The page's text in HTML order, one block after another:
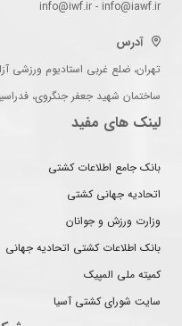
info@iwf.ir - info@iawf.ir
آدرس
تهران، ضلع غربی استادیوم ورزشی
ساختمان شهید جعفر جنگروی،
لینک های مفید
بانک جامع اطلاعات کشتی
اتحادیه جهانی کشتی
وزارت ورزش و جوانان
بانک اطلاعات کشتی اتحادیه جهانی
کمیته ملی المپیک
سایت شورای کشتی آسیا